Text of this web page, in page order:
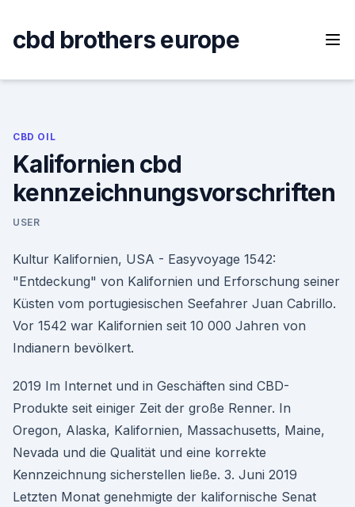
content
cbd brothers europe
CBD OIL
Kalifornien cbd
kennzeichnungsvorschriften
USER
Kultur Kalifornien, USA - Easyvoyage 1542:
"Entdeckung" von Kalifornien und Erforschung seiner
Küsten vom portugiesischen Seefahrer Juan Cabrillo.
Vor 1542 war Kalifornien seit 10 000 Jahren von
Indianern bevölkert.
2019 Im Internet und in Geschäften sind CBD-
Produkte seit einiger Zeit der große Renner. In
Oregon, Alaska, Kalifornien, Massachusetts, Maine,
Nevada und die Qualität und eine korrekte
Kennzeichnung sicherstellen ließe. 3. Juni 2019
Letzten Monat genehmigte der kalifornische Senat